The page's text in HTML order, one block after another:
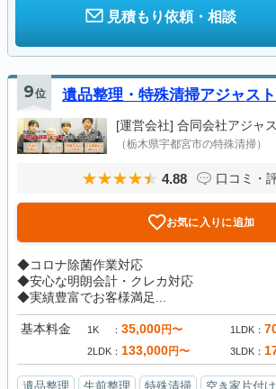
見積もり依頼・相談
9位 遺品整理・特殊清掃アジャスト
[運営会社] 合同会社アジャ
（栃木県宇都宮市の特殊清掃）
4.88 口コミ・
お気に入りに追加
◆コロナ除菌作業対応
◆安心な明朗会計・クレカ対応
◆実績豊富でお客様満足...
基本料金 1K 35,000円〜 1LDK
2LDK 133,000円〜 3LDK
遺品整理 生前整理 特殊清掃 空き家片付け